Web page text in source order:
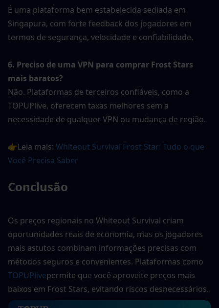
É uma plataforma bem estabelecida sediada em
Singapura, com forte feedback dos jogadores em
termos de segurança, velocidade e confiabilidade.
6. Preciso de uma VPN para comprar Frost Stars
mais baratos?
Não. Plataformas de terceiros confiáveis, como a
TOPUPlive, oferecem taxas melhores sem a
necessidade de qualquer VPN ou mudança de região.
👉Leia mais: Whiteout Survival Frost Star: Tudo o que
Você Precisa Saber
Conclusão
Os preços regionais no Whiteout Survival criam
oportunidades reais de economia, mas os jogadores
mais astutos combinam informações precisas com
TOPUPlivepermite que você aproveite preços mais
baixos em Frost Stars, evitando riscos desnecessários.